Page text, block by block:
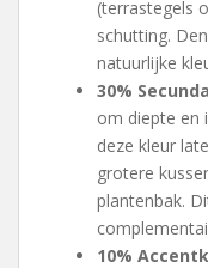
(terrastegels
schutting.
natuurlijke
30%
om diepte en
deze kleur
grotere
plantenbak.
10%